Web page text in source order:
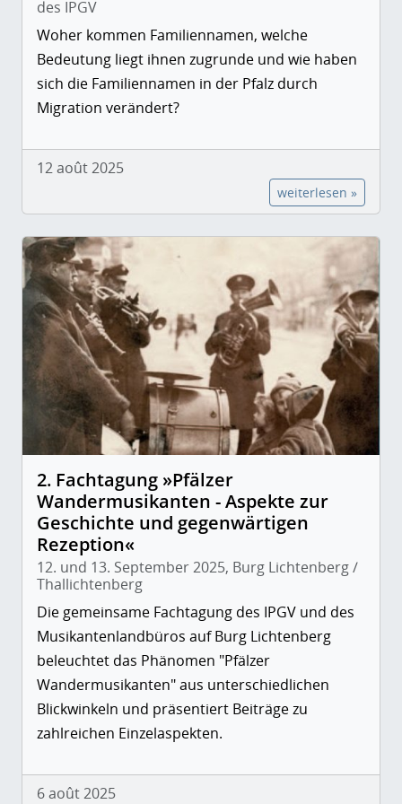
des IPGV
Woher kommen Familiennamen, welche
Bedeutung liegt ihnen zugrunde und wie haben
sich die Familiennamen in der Pfalz durch
Migration verändert?
12 août 2025
weiterlesen »
2. Fachtagung »Pfälzer
Wandermusikanten - Aspekte zur
Geschichte und gegenwärtigen
Rezeption«
12. und 13. September 2025, Burg Lichtenberg /
Thallichtenberg
Die gemeinsame Fachtagung des IPGV und des
Musikantenlandbüros auf Burg Lichtenberg
beleuchtet das Phänomen "Pfälzer
Wandermusikanten" aus unterschiedlichen
Blickwinkeln und präsentiert Beiträge zu
zahlreichen Einzelaspekten.
6 août 2025